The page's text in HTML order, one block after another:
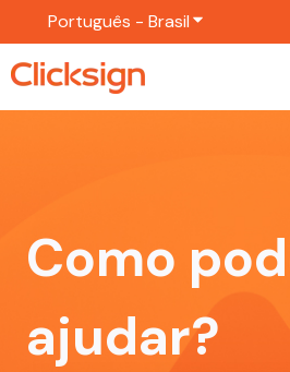
Português - BrasilMostrar
Como
ajudar?